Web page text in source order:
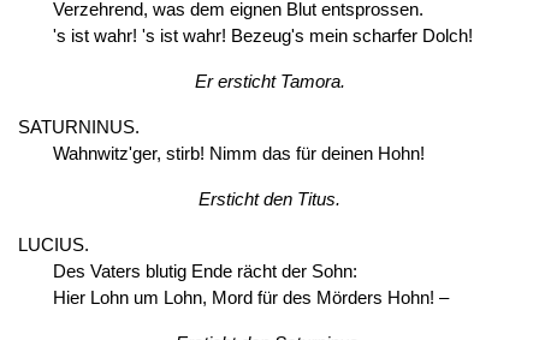
Verzehrend, was dem eignen Blut entsprossen.
's ist wahr! 's ist wahr! Bezeug's mein scharfer Dolch!
Er ersticht Tamora.
SATURNINUS.
Wahnwitz'ger, stirb! Nimm das für deinen Hohn!
Ersticht den Titus.
LUCIUS.
Des Vaters blutig Ende rächt der Sohn:
Hier Lohn um Lohn, Mord für des Mörders Hohn! –